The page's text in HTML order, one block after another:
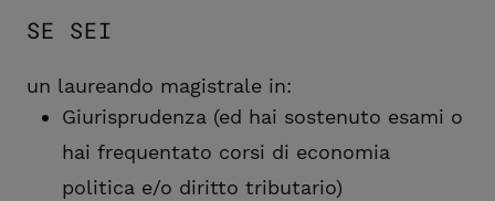
SE SEI
un laureando magistrale in:
Giurisprudenza (ed hai sostenuto esami o
hai frequentato corsi di economia
politica e/o diritto tributario)